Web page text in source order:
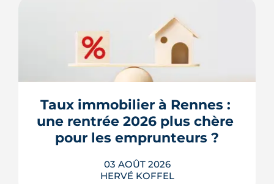
Taux immobilier à Rennes :
une rentrée 2026 plus chère
pour les emprunteurs ?
03 AOÛT 2026
HERVÉ KOFFEL